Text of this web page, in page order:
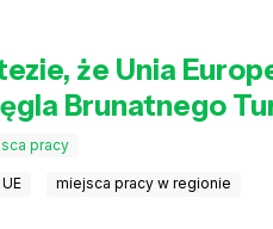
że Unia
Brunatnego
pracy
miejsca pracy w regionie